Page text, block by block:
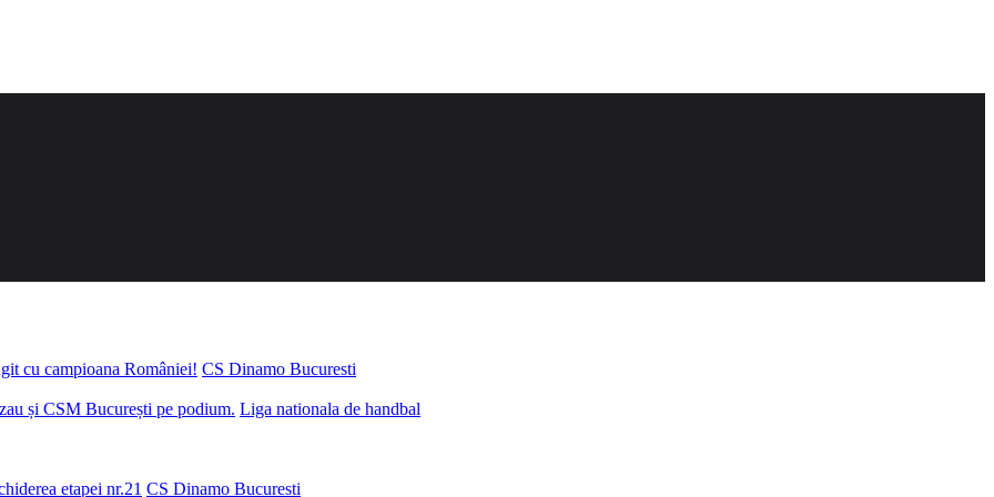
cu campioana României! CS Dinamo Bucuresti
și CSM București pe podium. Liga nationala de handbal
etapei nr.21 CS Dinamo Bucuresti